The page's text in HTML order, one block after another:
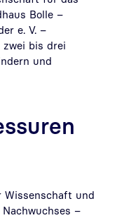
Bolle –
e. V. –
bis drei
und
Wissenschaft und
–